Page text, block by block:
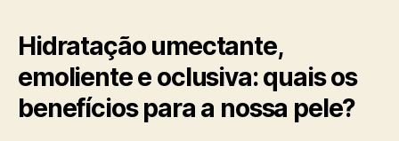
Hidratação umectante,
emoliente e oclusiva: quais os
benefícios para a nossa pele?